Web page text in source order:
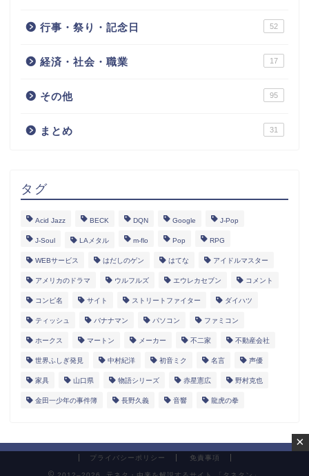
行事・祭り・記念日 52
経済・社会・職業 17
その他 95
まとめ 31
タグ
Acid Jazz BECK DQN Google J-Pop
J-Soul LAメタル m-flo Pop RPG
WEBサービス はだしのゲン はてな アイドルマスター
アメリカのドラマ ウルフルズ エウレカセブン コメント
コンピ名 サイト ストリートファイター ダイハツ
ティッシュ バナナマン パソコン ファミコン
ホークス マートン メーカー 不二家 不動産会社
世界ふしぎ発見 中村紀洋 初音ミク 名言 声優
家具 山口県 物語シリーズ 赤星憲広 野村克也
金田一少年の事件簿 長野久義 音響 龍虎の拳
プライバシーポリシー 免責事項
×